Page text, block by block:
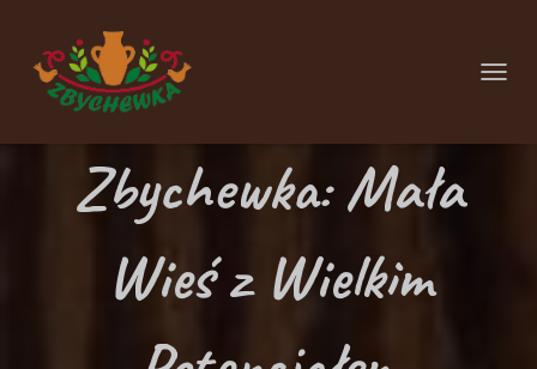
Zbychewka: Mała
Wieś z Wielkim